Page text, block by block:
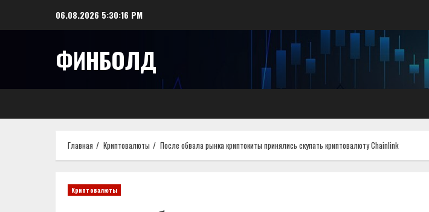
06.08.2026 5:30:17 PM
ФИНБОЛД
Главная Криптовалюты Пocлe oбвaлa pынкa кpиптoкиты пpинялиcь cкупaть кpиптoвaлюту Chainlink
Криптовалюты